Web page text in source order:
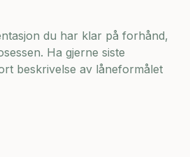
du har klar på forhånd,
Ha gjerne siste
beskrivelse av låneformålet